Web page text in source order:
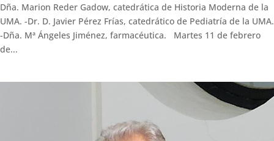
Dña. Marion Reder Gadow, catedrática de Historia Moderna de la
UMA. -Dr. D. Javier Pérez Frías, catedrático de Pediatría de la UMA.
-Dña. Mª Ángeles Jiménez, farmacéutica. Martes 11 de febrero
de...